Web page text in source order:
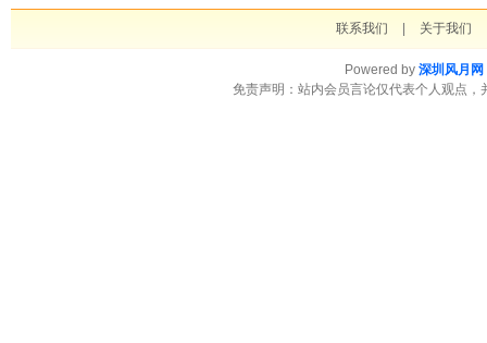
联系我们 关于我们
Powered by 深圳风月网
免责声明：站内会员言论仅代表个人观点